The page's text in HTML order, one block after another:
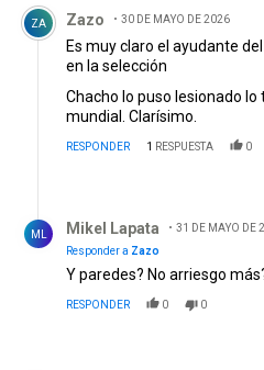
ZA Zazo 30 DE MAYO DE 2026
Es muy claro el ayudante
en la selección
Chacho lo puso lesionado lo
mundial. Clarísimo.
RESPONDER 1 RESPUESTA 0
ML Mikel Lapata
31 DE MAYO DE
Responder a Zazo
Y paredes? No arriesgo
RESPONDER 0 0